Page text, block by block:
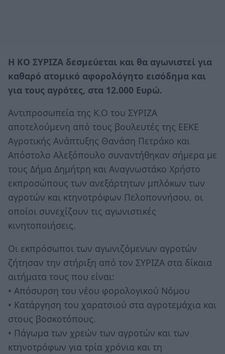
Η ΚΟ ΣΥΡΙΖΑ δεσμεύεται και θα αγωνιστεί για
καθαρό ατομικό αφορολόγητο εισόδημα και
για τους αγρότες, στα 12.000 Ευρώ.
Αντιπροσωπεία της Κ.Ο του ΣΥΡΙΖΑ
αποτελούμενη από τους βουλευτές της ΕΕΚΕ
Αγροτικής Ανάπτυξης Θανάση Πετράκο και
Απόστολο Αλεξόπουλο συναντήθηκαν σήμερα με
τους Δήμα Δημήτρη και Αναγνωστάκο Χρήστο
εκπροσώπους των ανεξάρτητων μπλόκων των
αγροτών και κτηνοτρόφων Πελοποννήσου, οι
οποίοι συνεχίζουν τις αγωνιστικές
κινητοποιήσεις.
Οι εκπρόσωποι των αγωνιζόμενων αγροτών
ζήτησαν την στήριξη από τον ΣΥΡΙΖΑ στα δίκαια
αιτήματα τους που είναι:
• Απόσυρση του νέου φορολογικού Νόμου
• Κατάργηση του χαρατσιού στα αγροτεμάχια και
στους βοσκοτόπους.
• Πάγωμα των χρεών των αγροτών και των
κτηνοτρόφων για τρία χρόνια και τη